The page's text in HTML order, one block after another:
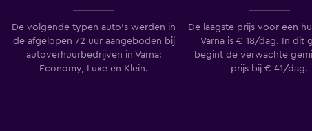
De volgende typen auto's werden in
de afgelopen 72 uur aangeboden bij
autoverhuurbedrijven in Varna:
Economy, Luxe en Klein.
De laagste prijs voor een
Varna is € 18/dag. In dit
begint de verwachte
prijs bij € 41/dag.